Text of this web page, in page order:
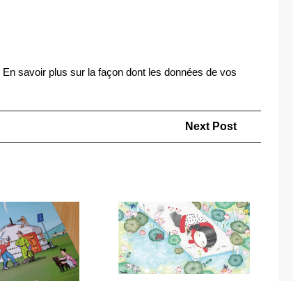
En savoir plus sur la façon dont les données de vos
Next Post